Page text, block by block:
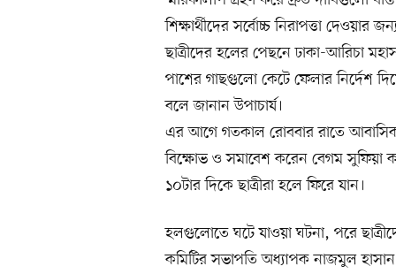
শিক্ষার্থীদের সর্বোচ্চ নিরাপত্তা দেওয়ার
ছাত্রীদের হলের পেছনে ঢাকা-আরিচা
পাশের গাছগুলো কেটে ফেলার নির্দেশ
বলে জানান উপাচার্য।
এর আগে গতকাল রোববার রাতে আবাসিক
বিক্ষোভ ও সমাবেশ করেন বেগম সুফিয়া
১০টার দিকে ছাত্রীরা হলে ফিরে যান।
হলগুলোতে ঘটে যাওয়া ঘটনা, পরে
কমিটির সভাপতি অধ্যাপক নাজমুল